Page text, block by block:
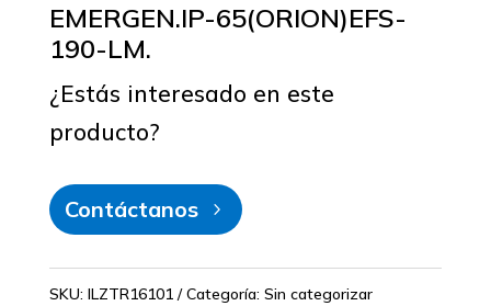
EMERGEN.IP-65(ORION)EFS-
190-LM.
¿Estás interesado en este
producto?
Contáctanos
SKU: ILZTR16101 Categoría: Sin categorizar